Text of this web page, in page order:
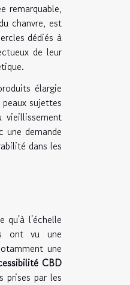
remarquable,
chanvre, est
dédiés à
de leur
élargie
sujettes
une demande
dans les
qu'à l'échelle
ont vu une
une
CBD
prises par les